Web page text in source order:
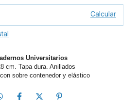
Calcular
Universitarios
cm. Tapa dura. Anillados
sobre contenedor y elástico